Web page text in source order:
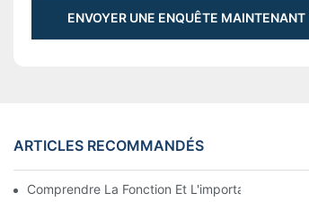
ENVOYER UNE ENQUÊTE MAINTENANT
ARTICLES RECOMMANDÉS
Comprendre La Fonction Et L'importance Des